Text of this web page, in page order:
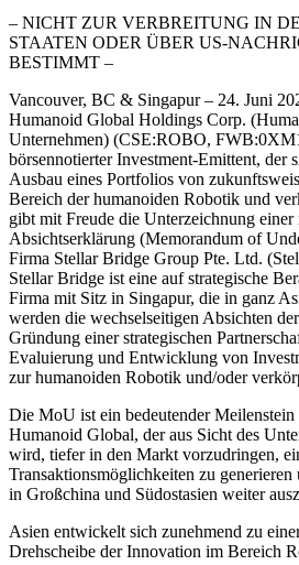
– NICHT ZUR VERBREITUNG IN
STAATEN ODER ÜBER US-
BESTIMMT –
Vancouver, BC & Singapur – 24. Juni
Humanoid Global Holdings Corp.
Unternehmen) (CSE:ROBO,
börsennotierter Investment-Emittent, der
Ausbau eines Portfolios von
Bereich der humanoiden Robotik und
gibt mit Freude die Unterzeichnung
Absichtserklärung (Memorandum of
Firma Stellar Bridge Group Pte. Ltd.
Stellar Bridge ist eine auf strategische
Firma mit Sitz in Singapur, die in ganz
werden die wechselseitigen Absichten
Gründung einer strategischen
Evaluierung und Entwicklung von
zur humanoiden Robotik und/oder
Die MoU ist ein bedeutender
Humanoid Global, der aus Sicht des
wird, tiefer in den Markt vorzudringen,
Transaktionsmöglichkeiten zu generieren
in Großchina und Südostasien weiter
Asien entwickelt sich zunehmend zu
Drehscheibe der Innovation im Bereich